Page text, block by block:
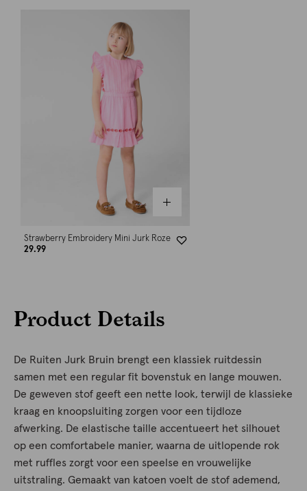
Strawberry Embroidery Mini Jurk Roze
29.99
Product Details
De Ruiten Jurk Bruin brengt een klassiek ruitdessin
samen met een regular fit bovenstuk en lange mouwen.
De geweven stof geeft een nette look, terwijl de klassieke
kraag en knoopsluiting zorgen voor een tijdloze
afwerking. De elastische taille accentueert het silhouet
op een comfortabele manier, waarna de uitlopende rok
met ruffles zorgt voor een speelse en vrouwelijke
uitstraling. Gemaakt van katoen voelt de stof ademend,